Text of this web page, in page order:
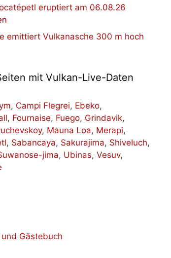
eruptiert am 06.08.26
emittiert Vulkanasche 300 m hoch
mit Vulkan-Live-Daten
, Campi Flegrei, Ebeko,
, Fournaise, Fuego, Grindavik,
, Mauna Loa, Merapi,
, Sabancaya, Sakurajima, Shiveluch,
jima, Ubinas, Vesuv,
Gästebuch